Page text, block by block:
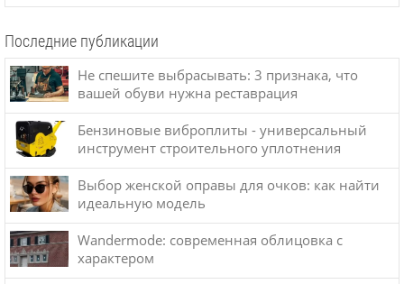
Последние публикации
Не спешите выбрасывать: 3 признака, что
вашей обуви нужна реставрация
Бензиновые виброплиты - универсальный
инструмент строительного уплотнения
Выбор женской оправы для очков: как найти
идеальную модель
Wandermode: современная облицовка с
характером